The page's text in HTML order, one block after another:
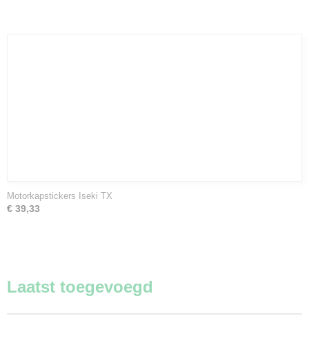
Motorkapstickers Iseki TX
€ 39,33
Laatst toegevoegd